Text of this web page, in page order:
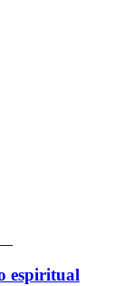
espiritual